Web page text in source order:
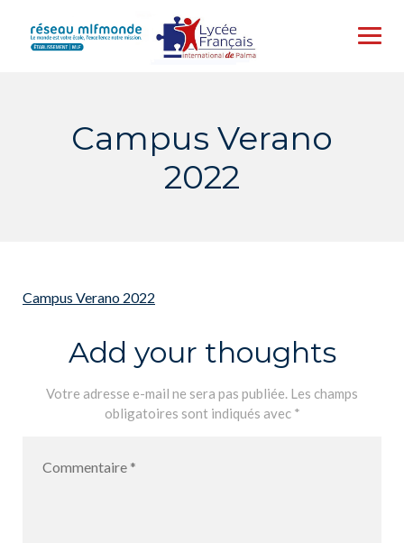
content
Campus Verano
2022
Campus Verano 2022
Add your thoughts
Votre adresse e-mail ne sera pas publiée. Les champs
obligatoires sont indiqués avec *